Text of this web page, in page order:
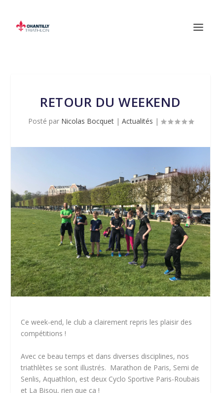
RETOUR DU WEEKEND
Posté par Nicolas Bocquet| Actualités |
Ce week-end, le club a clairement repris les plaisir des
compétitions !
Avec ce beau temps et dans diverses disciplines, nos
triathlètes se sont illustrés. Marathon de Paris, Semi de
Senlis, Aquathlon, est deux Cyclo Sportive Paris-Roubais
et La Bisou, rien que ca !